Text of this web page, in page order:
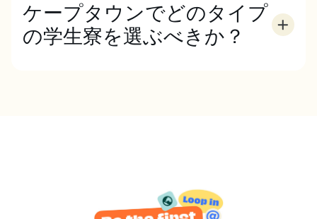
ケープタウンでどのタイプ
の学生寮を選ぶべきか？